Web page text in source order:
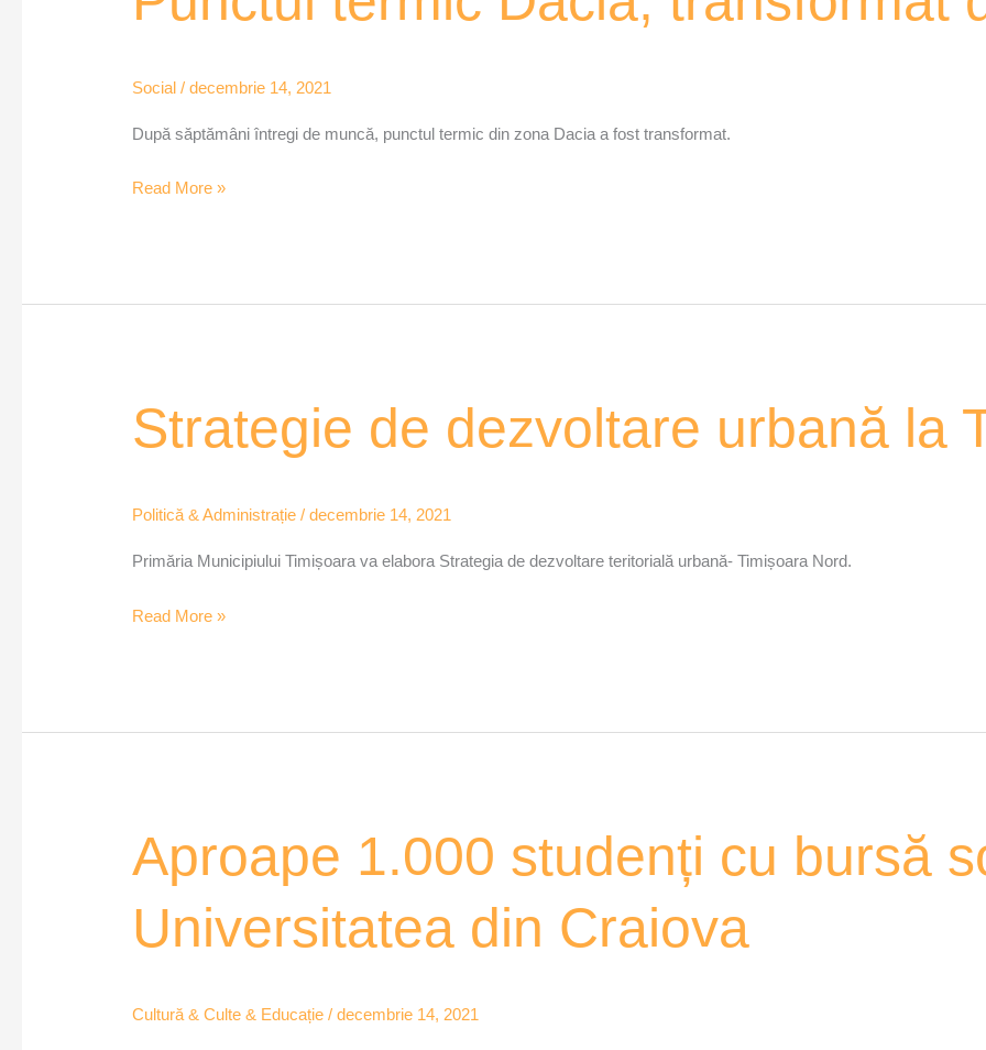
Social /decembrie 14, 2021
După săptămâni întregi de muncă, punctul termic din zona Dacia a fost transformat.
termic
de
tineri
Read More »
Strategie de dezvoltare urbană la
Politică & Administrație /decembrie 14, 2021
Primăria Municipiului Timișoara va elabora Strategia de dezvoltare teritorială urbană- Timișoara Nord.
Strategie
de
la
Timișoara
Read More »
Aproape 1.000 studenți cu bursă
Universitatea din Craiova
Cultură & Culte & Educație /decembrie 14, 2021
Aproape
1.000
bursă
la